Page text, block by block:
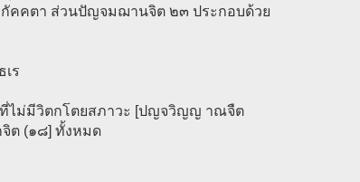
คคตา ส่วนปัญจมฌานจิต ๒๓ ประกอบด้วย
ร
ไม่มีวิตกโตยสภาวะ [ปญจวิญญ าณจืต
จิต (๑๘] ทั้งหมด